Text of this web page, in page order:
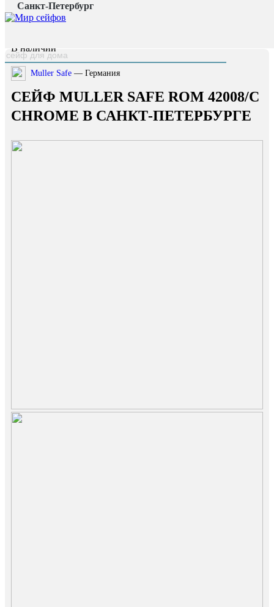
Санкт-Петербург
Главная страница /
Каталог /
В наличии
Muller Safe — Германия
СЕЙФ MULLER SAFE ROM 42008/C
CHROME В САНКТ-ПЕТЕРБУРГЕ